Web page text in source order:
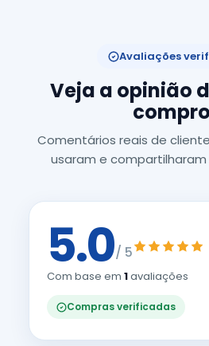
Avaliações
Veja a opinião
Comentários reais de
usaram e compartilharam
5.0/ 5
Com base em 1avaliações
Compras verificadas